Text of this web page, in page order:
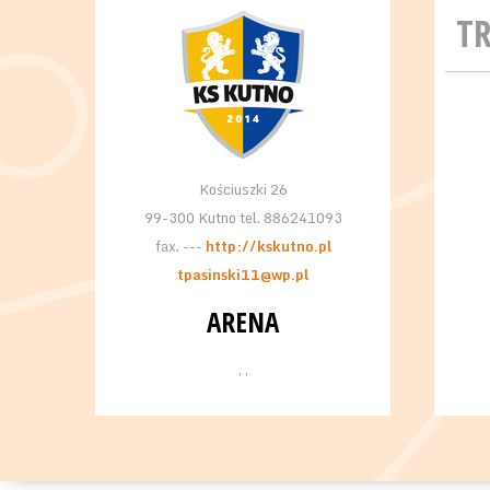
Kościuszki 26
99-300 Kutno tel. 886241093
fax. --- http://kskutno.pl
tpasinski11@wp.pl
ARENA
, ,